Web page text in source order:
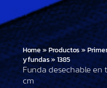
Home»Productos»
y fundas»1385
Funda desechable en
cm